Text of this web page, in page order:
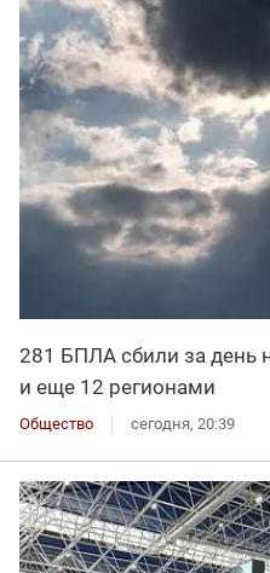
281 БПЛА сбили за день
и еще 12 регионами
Общество сегодня, 20:39